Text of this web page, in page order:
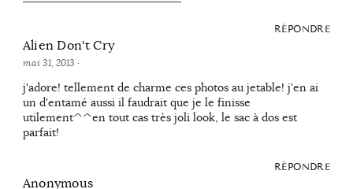
RÉPONDRE
Alien Don't Cry
mai 31, 2013 ·
j'adore! tellement de charme ces photos au jetable! j'en ai
un d'entamé aussi il faudrait que je le finisse
utilement^^en tout cas très joli look, le sac à dos est
parfait!
RÉPONDRE
Anonymous